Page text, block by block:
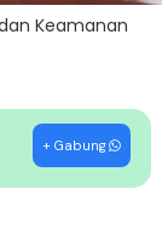
Keamanan
+ Gabung